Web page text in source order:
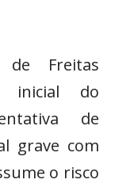
Freitas
inicial do
de
grave com
o risco